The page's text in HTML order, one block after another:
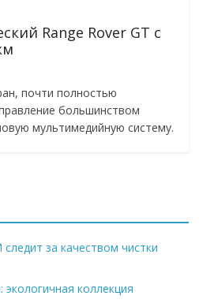
Range Rover GT с
почти полностью
большинством
мультимедийную систему.
за качеством чистки
коллекция